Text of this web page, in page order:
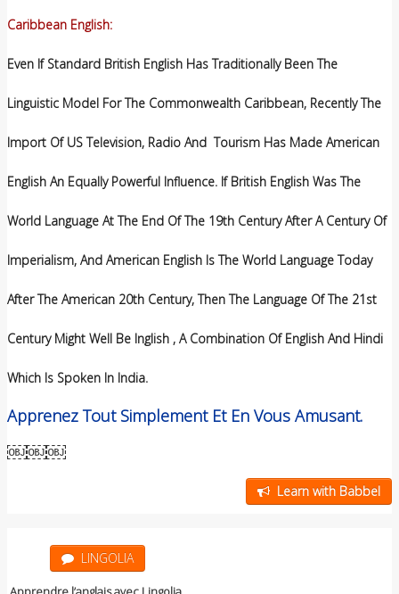
Caribbean English:
Even If Standard British English Has Traditionally Been The
Linguistic Model For The Commonwealth Caribbean, Recently The
Import Of US Television, Radio And Tourism Has Made American
English An Equally Powerful Influence. If British English Was The
World Language At The End Of The 19th Century After A Century Of
Imperialism, And American English Is The World Language Today
After The American 20th Century, Then The Language Of The 21st
Century Might Well Be Inglish , A Combination Of English And Hindi
Which Is Spoken In India.
Apprenez Tout Simplement Et En Vous Amusant.
￼￼￼
Learn with Babbel
LINGOLIA